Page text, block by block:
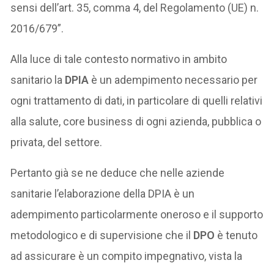
sensi dell’art. 35, comma 4, del Regolamento (UE) n.
2016/679”.
Alla luce di tale contesto normativo in ambito
sanitario la DPIA è un adempimento necessario per
ogni trattamento di dati, in particolare di quelli relativi
alla salute, core business di ogni azienda, pubblica o
privata, del settore.
Pertanto già se ne deduce che nelle aziende
sanitarie l’elaborazione della DPIA è un
adempimento particolarmente oneroso e il supporto
metodologico e di supervisione che il DPO è tenuto
ad assicurare è un compito impegnativo, vista la